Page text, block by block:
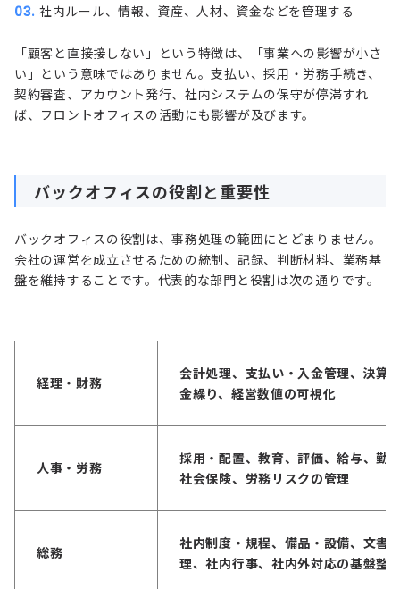
社内ルール、情報、資産、人材、資金などを管理する
「顧客と直接接しない」という特徴は、「事業への影響が小さ
い」という意味ではありません。支払い、採用・労務手続き、
契約審査、アカウント発行、社内システムの保守が停滞すれ
ば、フロントオフィスの活動にも影響が及びます。
バックオフィスの役割と重要性
バックオフィスの役割は、事務処理の範囲にとどまりません。
会社の運営を成立させるための統制、記録、判断材料、業務基
盤を維持することです。代表的な部門と役割は次の通りです。
経理・財務
会計処理、支払い・入金管理、決算
金繰り、経営数値の可視化
人事・労務
採用・配置、教育、評価、給与、勤
社会保険、労務リスクの管理
総務
社内制度・規程、備品・設備、文書
理、社内行事、社内外対応の基盤整